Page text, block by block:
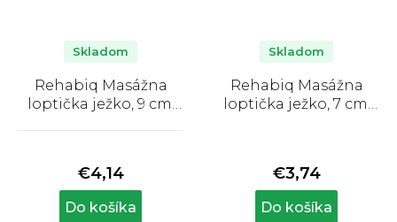
Rehabiq Masážna
loptička ježko, 9 cm,
produktu
5,0
Skladom
€4,14
Do košíka
Rehabiq Masážna
loptička ježko, 7 cm,
Skladom
€3,74
Do košíka